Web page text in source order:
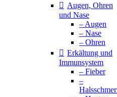
Augen, Ohren
und Nase
– Augen
– Nase
– Ohren
Erkältung und
Immunsystem
– Fieber
–